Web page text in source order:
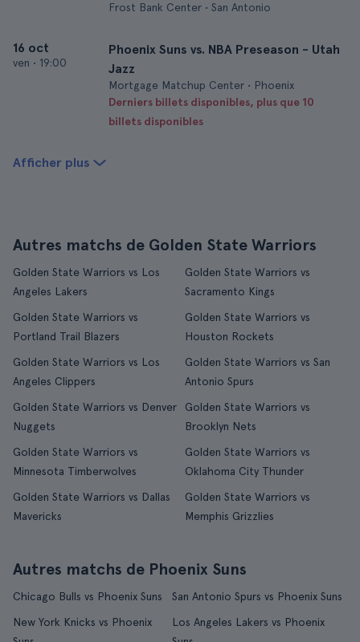
Frost Bank Center • San Antonio
16 oct
ven • 19:00
Phoenix Suns vs. NBA Preseason - Utah
Jazz
Mortgage Matchup Center • Phoenix
Derniers billets disponibles, plus que 10
billets disponibles
Afficher plus
Autres matchs de Golden State Warriors
Golden State Warriors vs Los
Angeles Lakers
Golden State Warriors vs
Sacramento Kings
Golden State Warriors vs
Portland Trail Blazers
Golden State Warriors vs
Houston Rockets
Golden State Warriors vs Los
Angeles Clippers
Golden State Warriors vs San
Antonio Spurs
Golden State Warriors vs Denver
Nuggets
Golden State Warriors vs
Brooklyn Nets
Golden State Warriors vs
Minnesota Timberwolves
Golden State Warriors vs
Oklahoma City Thunder
Golden State Warriors vs Dallas
Mavericks
Golden State Warriors vs
Memphis Grizzlies
Autres matchs de Phoenix Suns
Chicago Bulls vs Phoenix Suns
San Antonio Spurs vs Phoenix Suns
New York Knicks vs Phoenix
Los Angeles Lakers vs Phoenix